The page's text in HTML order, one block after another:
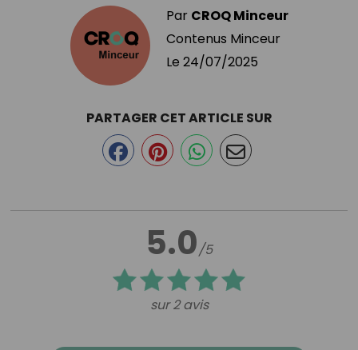
Par CROQ Minceur
Contenus Minceur
Le 24/07/2025
5.0/5
sur 2 avis
PARTAGER CET ARTICLE SUR